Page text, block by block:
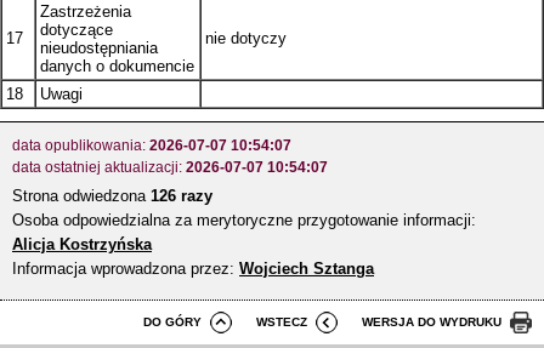
17
Zastrzeżenia
dotyczące
nieudostępniania
danych o dokumencie
nie dotyczy
18 Uwagi
data opublikowania: 2026-07-07 10:54:07
data ostatniej aktualizacji: 2026-07-07 10:54:07
Strona odwiedzona 126 razy
Osoba odpowiedzialna za merytoryczne przygotowanie informacji:
Alicja Kostrzyńska
Informacja wprowadzona przez: Wojciech Sztanga
DO GÓRY WSTECZ WERSJA DO WYDRUKU